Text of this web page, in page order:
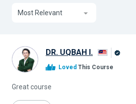
Most Relevant
DR. UQBAH I.
Loved This Course
Great course